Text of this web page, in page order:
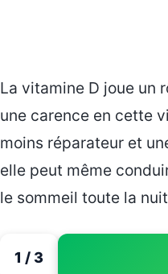
La vitamine D joue un
une carence en cette
moins réparateur et
elle peut même
le sommeil toute la
1 / 3